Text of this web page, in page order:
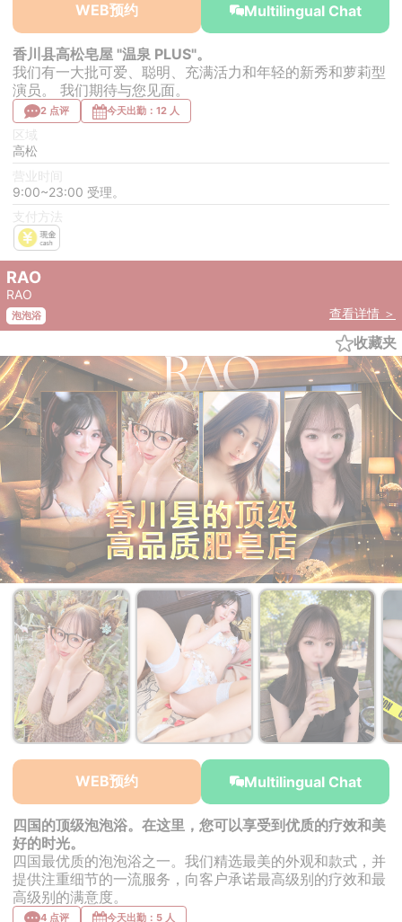
WEB预约 Multilingual Chat
香川县高松皂屋 "温泉 PLUS"。
我们有一大批可爱、聪明、充满活力和年轻的新秀和萝莉型
演员。 我们期待与您见面。
2 点评 今天出勤：12 人
区域
高松
营业时间
9:00~23:00 受理。
支付方法
RAO
RAO
泡泡浴
查看详情 ＞
收藏夹
WEB预约 Multilingual Chat
四国的顶级泡泡浴。在这里，您可以享受到优质的疗效和美
好的时光。
四国最优质的泡泡浴之一。我们精选最美的外观和款式，并
提供注重细节的一流服务，向客户承诺最高级别的疗效和最
高级别的满意度。
4 点评 今天出勤：5 人